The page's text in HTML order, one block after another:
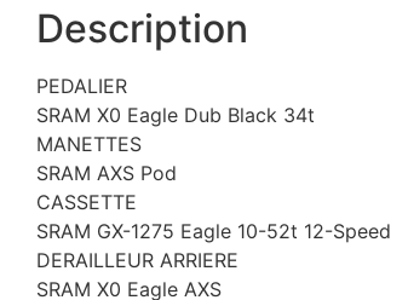
Description
PEDALIER
SRAM X0 Eagle Dub Black 34t
MANETTES
SRAM AXS Pod
CASSETTE
SRAM GX-1275 Eagle 10-52t 12-Speed
DERAILLEUR ARRIERE
SRAM X0 Eagle AXS